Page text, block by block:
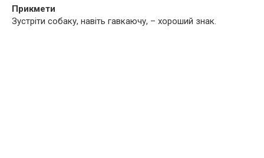
Прикмети
Зустріти собаку, навіть гавкаючу, – хороший знак.